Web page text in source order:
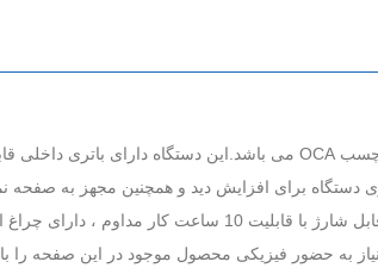
برای افزایش دید و همچنین مجهز به صفحه
تعمیرات موبایل و الکترونیک مورد استفاده قرار میگیرد. این محصول
به حضور فیزیکی محصول موجود در این صفحه را